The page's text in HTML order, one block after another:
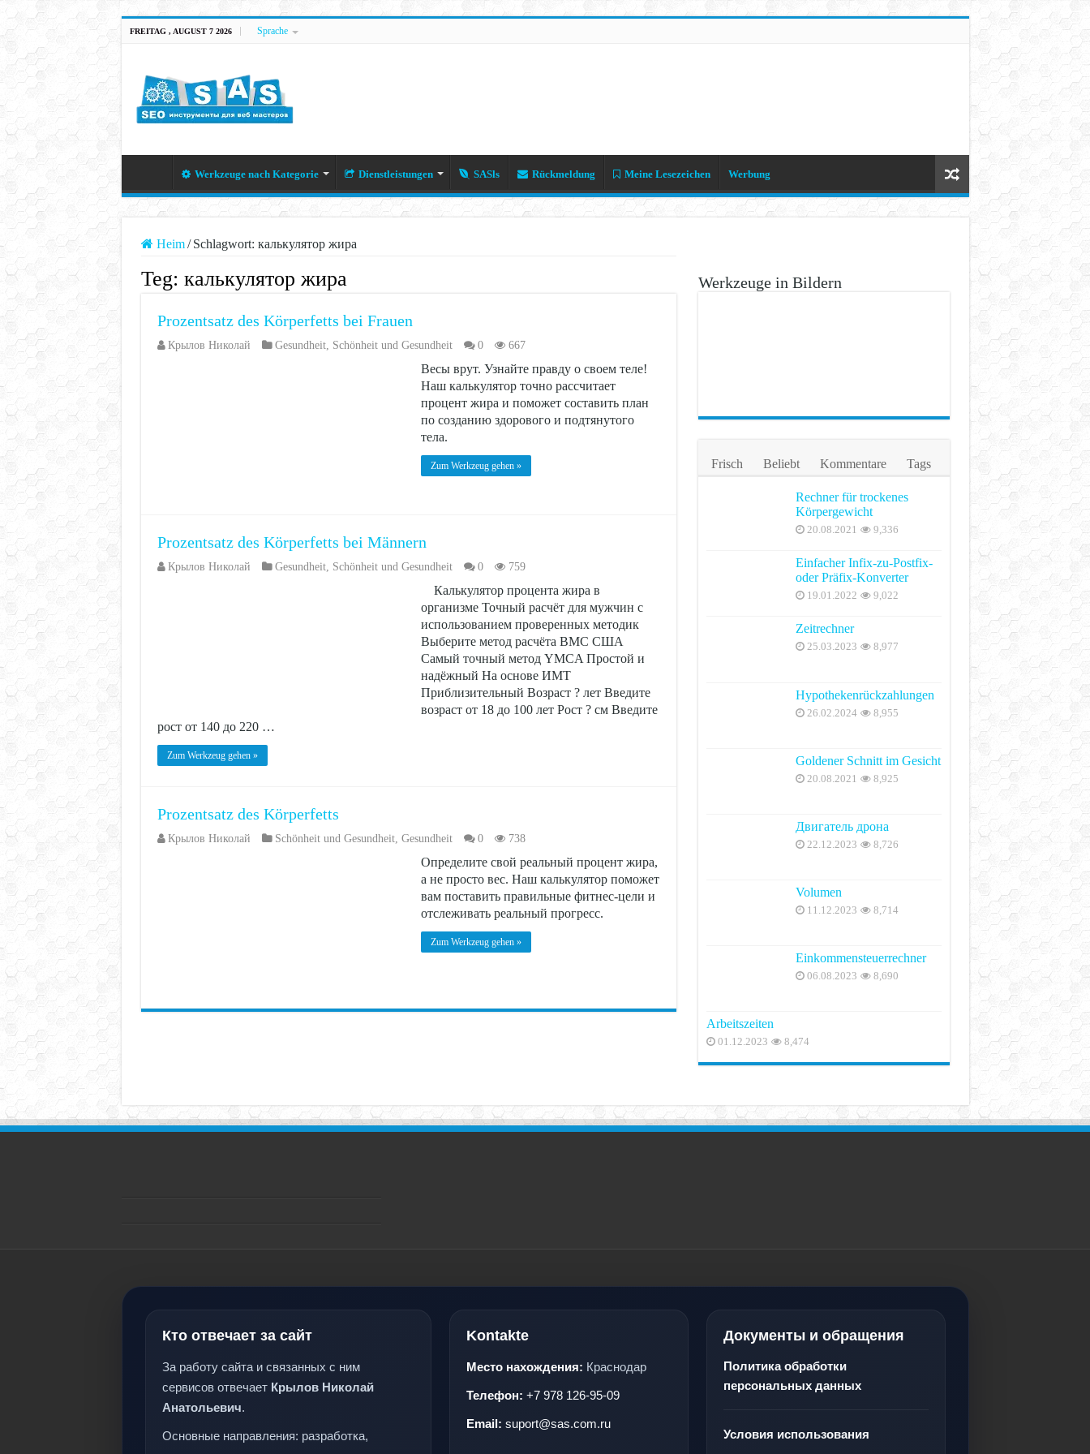
FREITAG , AUGUST 7 2026 Sprache
Werkzeuge nach Kategorie Dienstleistungen SASls Rückmeldung Meine Lesezeichen Werbung
Heim / Schlagwort: калькулятор жира
Teg: калькулятор жира
Prozentsatz des Körperfetts bei Frauen
Крылов Николай Gesundheit, Schönheit und Gesundheit 0 667
Весы врут. Узнайте правду о своем теле!
Наш калькулятор точно рассчитает
процент жира и поможет составить план
по созданию здорового и подтянутого
тела.
Zum Werkzeug gehen »
Prozentsatz des Körperfetts bei Männern
Крылов Николай Gesundheit, Schönheit und Gesundheit 0 759
Калькулятор процента жира в
организме Точный расчёт для мужчин с
использованием проверенных методик
Выберите метод расчёта ВМС США
Самый точный метод YMCA Простой и
надёжный На основе ИМТ
Приблизительный Возраст ? лет Введите
возраст от 18 до 100 лет Рост ? см Введите
рост от 140 до 220 …
Zum Werkzeug gehen »
Prozentsatz des Körperfetts
Крылов Николай Schönheit und Gesundheit, Gesundheit 0 738
Определите свой реальный процент жира,
а не просто вес. Наш калькулятор поможет
вам поставить правильные фитнес-цели и
отслеживать реальный прогресс.
Zum Werkzeug gehen »
Werkzeuge in Bildern
Frisch Beliebt Kommentare Tags
Rechner für trockenes
Körpergewicht
20.08.2021 9,336
Einfacher Infix-zu-Postfix-
oder Präfix-Konverter
19.01.2022 9,022
Zeitrechner
25.03.2023 8,977
Hypothekenrückzahlungen
26.02.2024 8,955
Goldener Schnitt im Gesicht
20.08.2021 8,925
Двигатель дрона
22.12.2023 8,726
Volumen
11.12.2023 8,714
Einkommensteuerrechner
06.08.2023 8,690
Arbeitszeiten
01.12.2023 8,474
Кто отвечает за сайт
За работу сайта и связанных с ним
сервисов отвечает Крылов Николай
Анатольевич.
Основные направления: разработка,
Kontakte
Место нахождения: Краснодар
Телефон: +7 978 126-95-09
Email: suport@sas.com.ru
Документы и обращения
Политика обработки
персональных данных
Условия использования